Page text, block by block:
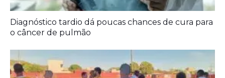
Diagnóstico tardio dá poucas chances de cura para
o câncer de pulmão